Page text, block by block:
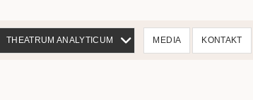
THEATRUM ANALYTICUM
Menü
öffnen
MEDIA KONTAKT